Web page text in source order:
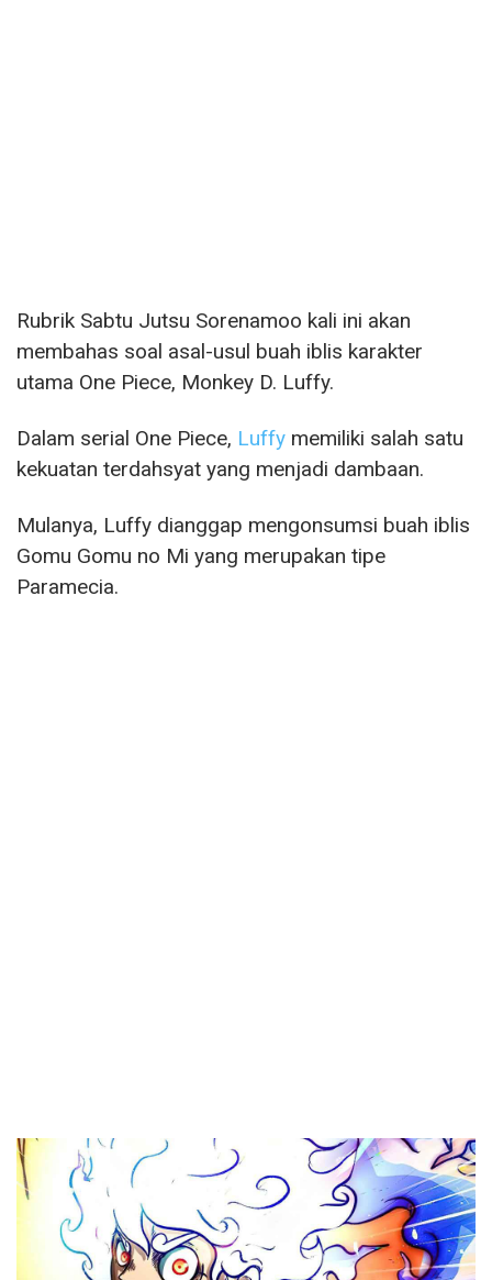
Rubrik Sabtu Jutsu Sorenamoo kali ini akan
membahas soal asal-usul buah iblis karakter
utama One Piece, Monkey D. Luffy.
Dalam serial One Piece, Luffy memiliki salah satu
kekuatan terdahsyat yang menjadi dambaan.
Mulanya, Luffy dianggap mengonsumsi buah iblis
Gomu Gomu no Mi yang merupakan tipe
Paramecia.